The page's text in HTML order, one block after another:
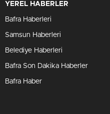
YEREL HABERLER
Bafra Haberleri
Samsun Haberleri
Belediye Haberleri
Bafra Son Dakika Haberler
Bafra Haber